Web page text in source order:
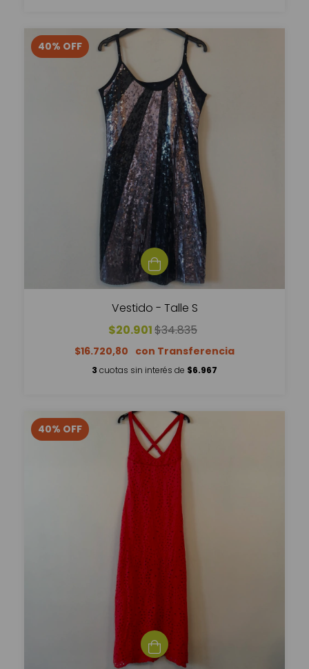
40% OFF
Vestido - Talle S
$20.901$34.835
$16.720,80
3 cuotas sin interés de $6.967
40% OFF